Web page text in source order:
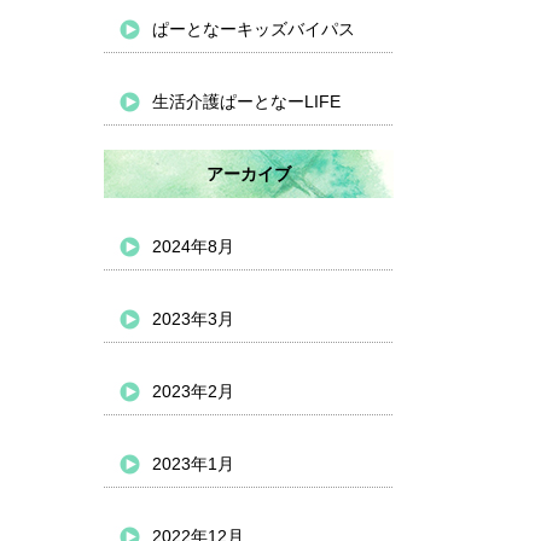
ぱーとなーキッズバイパス
生活介護ぱーとなーLIFE
アーカイブ
2024年8月
2023年3月
2023年2月
2023年1月
2022年12月